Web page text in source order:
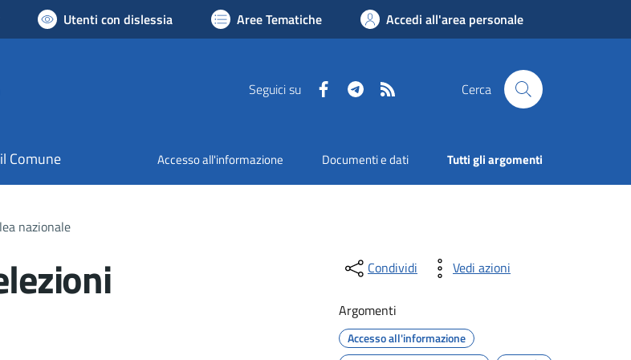
Utenti con dislessia Aree Tematiche Accedi all'area personale
Seguici su FacebookTelegram Cerca
Comune Accesso all'informazione Documenti e dati Tutti gli argomenti
nazionale
Condividi Vedi azioni
Argomenti
Accesso all'informazione